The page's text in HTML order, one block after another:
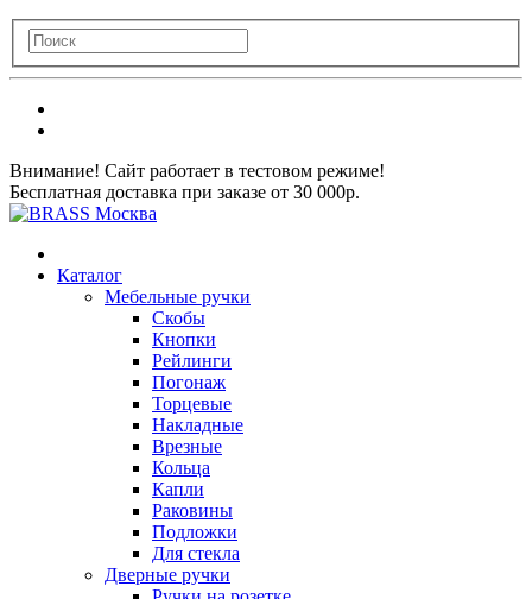
Внимание! Сайт работает в тестовом режиме!
Бесплатная доставка при заказе от 30 000р.
Каталог
Мебельные ручки
Скобы
Кнопки
Рейлинги
Погонаж
Торцевые
Накладные
Врезные
Кольца
Капли
Раковины
Подложки
Для стекла
Дверные ручки